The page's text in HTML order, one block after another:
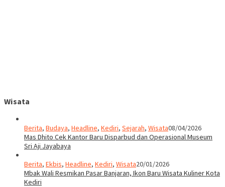
Wisata
Berita, Budaya, Headline, Kediri, Sejarah, Wisata08/04/2026
Mas Dhito Cek Kantor Baru Disparbud dan Operasional Museum
Sri Aji Jayabaya
Berita, Ekbis, Headline, Kediri, Wisata20/01/2026
Mbak Wali Resmikan Pasar Banjaran, Ikon Baru Wisata Kuliner Kota
Kediri